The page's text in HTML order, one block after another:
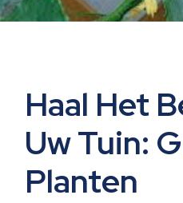
Haal Het
Uw Tuin:
Planten